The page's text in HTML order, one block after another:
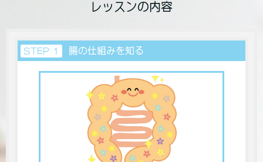
レッスンの内容
STEP 1 腸の仕組みを知る